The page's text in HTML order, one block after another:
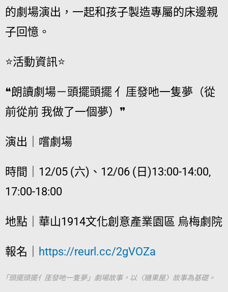
的劇場演出，一起和孩子製造專屬的床邊親
子回憶。
⭐️活動資訊⭐️
❝朗讀劇場－頭擺頭擺 亻厓發吔一隻夢（從
前從前 我做了一個夢）❞
演出｜嚐劇場
時間｜12/05 (六)、12/06 (日)13:00-14:00,
17:00-18:00
地點｜華山1914文化創意產業園區 烏梅劇院
報名｜ https://reurl.cc/2gVOZa
｢頭擺頭擺亻厓發吔一隻夢」劇場故事，以〈糖果屋〉故事為基礎。